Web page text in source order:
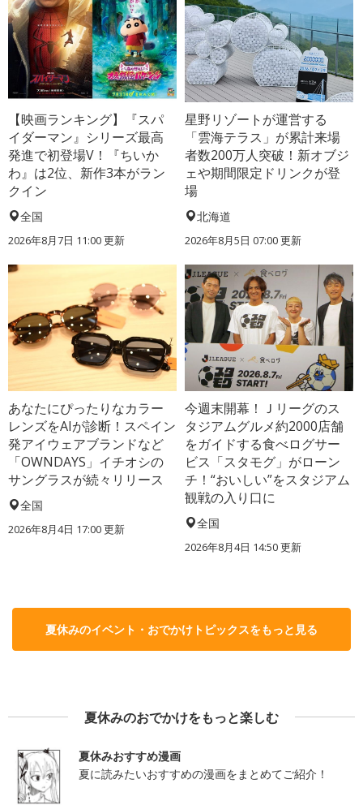
【映画ランキング】『スパ
イダーマン』シリーズ最高
発進で初登場V！『ちいか
わ』は2位、新作3本がラン
クイン
全国
2026年8月7日 11:00更新
星野リゾートが運営する
「雲海テラス」が累計来場
者数200万人突破！新オブジ
ェや期間限定ドリンクが登
場
北海道
2026年8月5日 07:00更新
あなたにぴったりなカラー
レンズをAIが診断！スペイン
発アイウェアブランドなど
「OWNDAYS」イチオシの
サングラスが続々リリース
全国
2026年8月4日 17:00更新
今週末開幕！Ｊリーグのス
タジアムグルメ約2000店舗
をガイドする食べログサー
ビス「スタモグ」がローン
チ！“おいしい”をスタジアム
観戦の入り口に
全国
2026年8月4日 14:50更新
夏休みのイベント・おでかけトピックスをもっと見る
夏休みのおでかけをもっと楽しむ
夏休みおすすめ漫画
夏に読みたいおすすめの漫画をまとめてご紹介！